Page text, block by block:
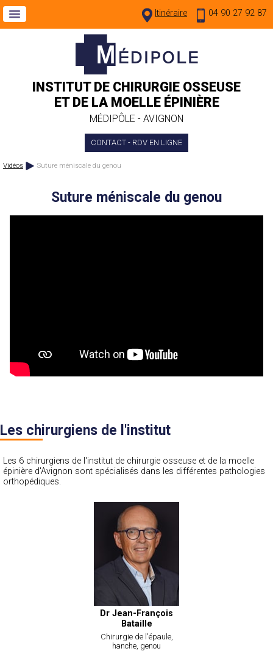
04 90 27 92 87
Itinéraire
INSTITUT DE CHIRURGIE OSSEUSE
ET DE LA MOELLE ÉPINIÈRE
MÉDIPÔLE - AVIGNON
CONTACT - RDV EN LIGNE
Vidéos Suture méniscale du genou
Suture méniscale du genou
Les chirurgiens de l'institut
Les 6 chirurgiens de l'institut de chirurgie osseuse et de la moelle
épinière d'Avignon sont spécialisés dans les différentes pathologies
orthopédiques.
Dr Jean-François
Bataille
Chirurgie de l'épaule,
hanche, genou